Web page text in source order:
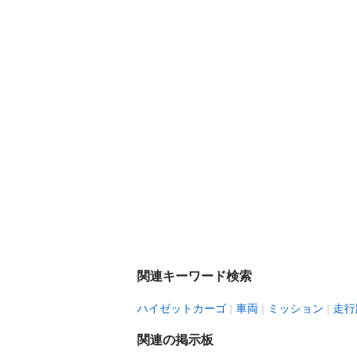
関連キーワード検索
ハイゼットカーゴ 車両 ミッション 走
関連の掲示板